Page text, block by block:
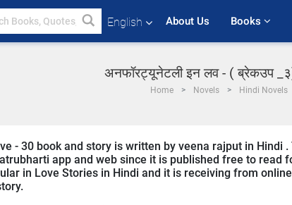
English About Us Books
अनफॉरट्यूनेटली इन लव - ( ब्रेकउप _३)
Home Novels Hindi Novels
- 30 book and story is written by veena rajput in Hindi
app and web since it is published free to read
in Love Stories in Hindi and it is receiving from